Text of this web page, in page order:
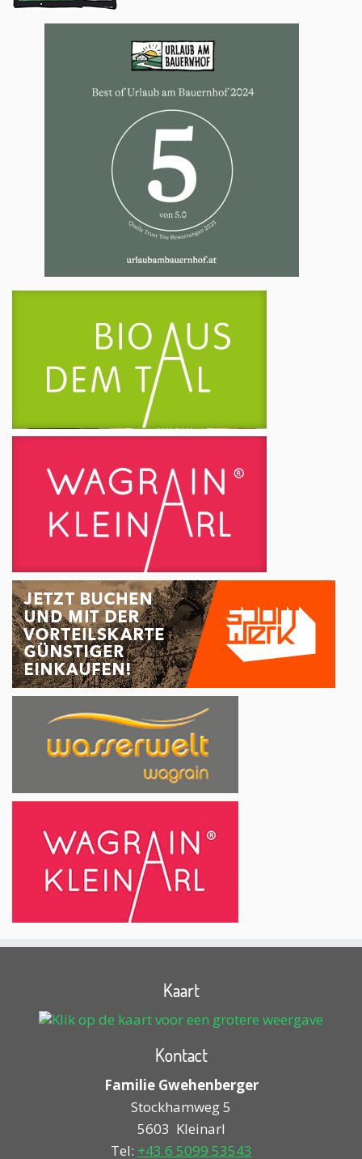
Kaart
Kontact
Familie Gwehenberger
Stockhamweg 5
5603 Kleinarl
Tel: +43 6 5099 53543